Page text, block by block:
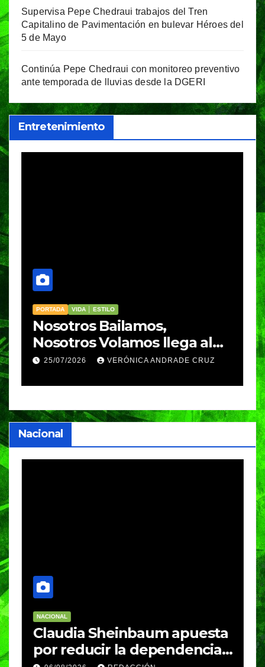
Supervisa Pepe Chedraui trabajos del Tren
Capitalino de Pavimentación en bulevar Héroes del
5 de Mayo
Continúa Pepe Chedraui con monitoreo preventivo
ante temporada de lluvias desde la DGERI
Entretenimiento
PORTADA VIDA │ ESTILO
Nosotros Bailamos,
Nosotros Volamos llega al
GIFF
25/07/2026 VERÓNICA ANDRADE CRUZ
Nacional
NACIONAL
Claudia Sheinbaum apuesta
por reducir la dependencia